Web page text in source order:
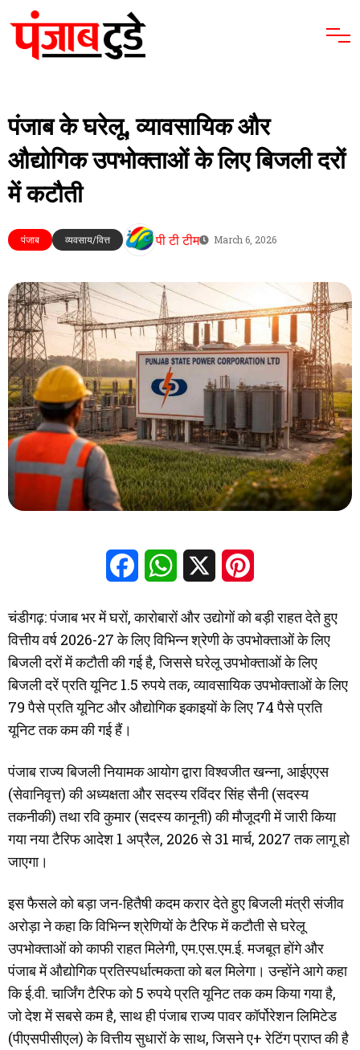
पंजाब के घरेलू, व्यावसायिक और
औद्योगिक उपभोक्ताओं के लिए बिजली दरों
में कटौती
पंजाब व्यवसाय/वित्त पी टी टीम March 6, 2026
FacebookWhatsApp
चंडीगढ़: पंजाब भर में घरों, कारोबारों और उद्योगों को बड़ी राहत देते हुए
वित्तीय वर्ष 2026-27 के लिए विभिन्न श्रेणी के उपभोक्ताओं के लिए
बिजली दरों में कटौती की गई है, जिससे घरेलू उपभोक्ताओं के लिए
बिजली दरें प्रति यूनिट 1.5 रुपये तक, व्यावसायिक उपभोक्ताओं के लिए
79 पैसे प्रति यूनिट और औद्योगिक इकाइयों के लिए 74 पैसे प्रति
यूनिट तक कम की गई हैं।
पंजाब राज्य बिजली नियामक आयोग द्वारा विश्वजीत खन्ना, आईएएस
(सेवानिवृत्त) की अध्यक्षता और सदस्य रविंदर सिंह सैनी (सदस्य
तकनीकी) तथा रवि कुमार (सदस्य कानूनी) की मौजूदगी में जारी किया
गया नया टैरिफ आदेश 1 अप्रैल, 2026 से 31 मार्च, 2027 तक लागू हो
जाएगा।
इस फैसले को बड़ा जन-हितैषी कदम करार देते हुए बिजली मंत्री संजीव
अरोड़ा ने कहा कि विभिन्न श्रेणियों के टैरिफ में कटौती से घरेलू
उपभोक्ताओं को काफी राहत मिलेगी, एम.एस.एम.ई. मजबूत होंगे और
पंजाब में औद्योगिक प्रतिस्पर्धात्मकता को बल मिलेगा। उन्होंने आगे कहा
कि ई.वी. चार्जिंग टैरिफ को 5 रुपये प्रति यूनिट तक कम किया गया है,
जो देश में सबसे कम है, साथ ही पंजाब राज्य पावर कॉर्पोरेशन लिमिटेड
(पीएसपीसीएल) के वित्तीय सुधारों के साथ, जिसने ए+ रेटिंग प्राप्त की है